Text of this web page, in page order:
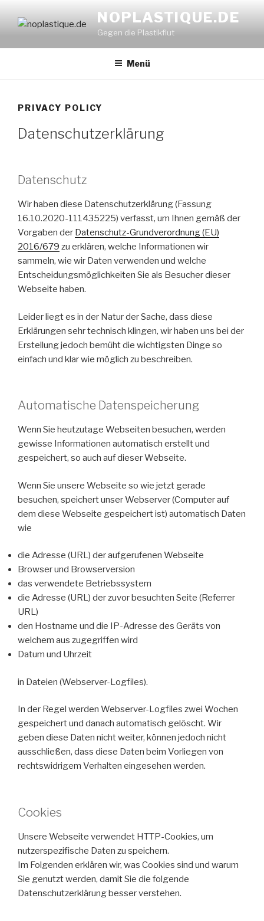
Inhalt
NOPLASTIQUE.DE
Gegen die Plastikflut
Menü
PRIVACY POLICY
Datenschutzerklärung
Datenschutz
Wir haben diese Datenschutzerklärung (Fassung
16.10.2020-111435225) verfasst, um Ihnen gemäß der
Vorgaben der Datenschutz-Grundverordnung (EU)
2016/679 zu erklären, welche Informationen wir
sammeln, wie wir Daten verwenden und welche
Entscheidungsmöglichkeiten Sie als Besucher dieser
Webseite haben.
Leider liegt es in der Natur der Sache, dass diese
Erklärungen sehr technisch klingen, wir haben uns bei der
Erstellung jedoch bemüht die wichtigsten Dinge so
einfach und klar wie möglich zu beschreiben.
Automatische Datenspeicherung
Wenn Sie heutzutage Webseiten besuchen, werden
gewisse Informationen automatisch erstellt und
gespeichert, so auch auf dieser Webseite.
Wenn Sie unsere Webseite so wie jetzt gerade
besuchen, speichert unser Webserver (Computer auf
dem diese Webseite gespeichert ist) automatisch Daten
wie
die Adresse (URL) der aufgerufenen Webseite
Browser und Browserversion
das verwendete Betriebssystem
die Adresse (URL) der zuvor besuchten Seite (Referrer
URL)
den Hostname und die IP-Adresse des Geräts von
welchem aus zugegriffen wird
Datum und Uhrzeit
in Dateien (Webserver-Logfiles).
In der Regel werden Webserver-Logfiles zwei Wochen
gespeichert und danach automatisch gelöscht. Wir
geben diese Daten nicht weiter, können jedoch nicht
ausschließen, dass diese Daten beim Vorliegen von
rechtswidrigem Verhalten eingesehen werden.
Cookies
Unsere Webseite verwendet HTTP-Cookies, um
nutzerspezifische Daten zu speichern.
Im Folgenden erklären wir, was Cookies sind und warum
Sie genutzt werden, damit Sie die folgende
Datenschutzerklärung besser verstehen.